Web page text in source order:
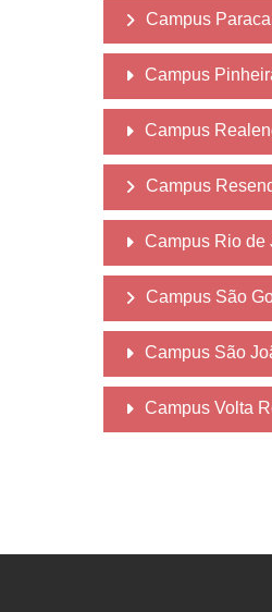
Campus
Campus
Campus
Campus
Campus Rio de
Campus São
Campus São
Campus Volta